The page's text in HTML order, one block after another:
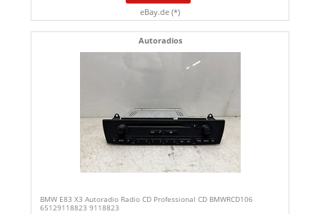
eBay.de (*)
Autoradios
BMW E83 X3 Autoradio Radio CD Professional CD BMWRCD106
65129118823 9118823